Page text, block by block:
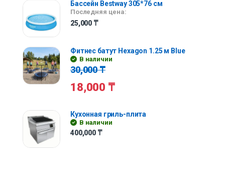
Бассейн Bestway 305*76 см
Последняя цена:
25,000 ₸
Фитнес батут Hexagon 1.25 м Blue
В наличии
30,000₸
18,000 ₸
Кухонная гриль-плита
В наличии
400,000 ₸